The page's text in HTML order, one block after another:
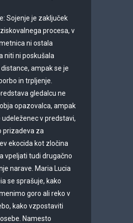
Sojenje je zaključek
procesa, v
ni ostala
niti ni poskušala
ampak se je
in trpljenje.
gledalcu ne
opazovalca, ampak
v predstavi,
prizadeva za
ekocida kot zločina
vpeljati tudi drugačno
narave. Maria Lucia
se sprašuje, kako
goro ali reko v
kako vzpostaviti
Namesto